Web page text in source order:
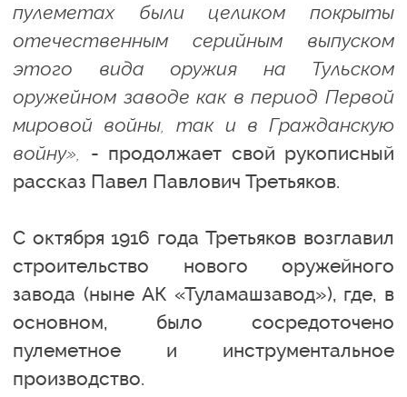
пулеметах были целиком покрыты
отечественным серийным выпуском
этого вида оружия на Тульском
оружейном заводе как в период Первой
мировой войны, так и в Гражданскую
войну», - продолжает свой рукописный
рассказ Павел Павлович Третьяков.
С октября 1916 года Третьяков возглавил
строительство нового оружейного
завода (ныне АК «Туламашзавод»), где, в
основном, было сосредоточено
пулеметное и инструментальное
производство.